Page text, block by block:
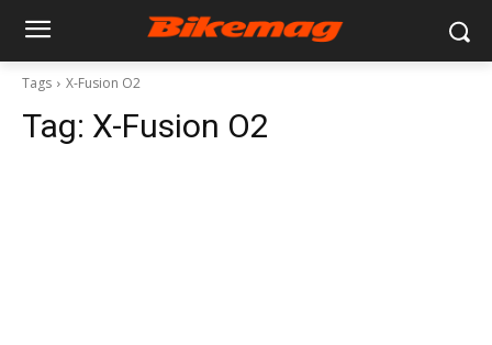
Tags X-Fusion O2
Tag: X-Fusion O2